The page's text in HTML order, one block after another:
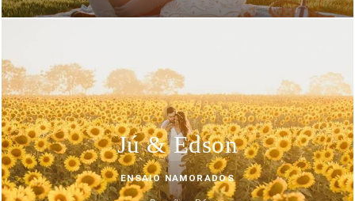
Jú & Edson
ENSAIO NAMORADOS